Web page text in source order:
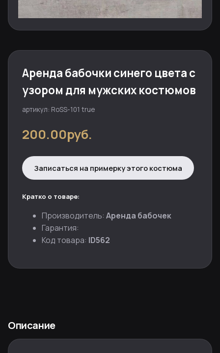
Аренда бабочки синего цвета с
узором для мужских костюмов
артикул: RoSS-101 true
200.00руб.
Записаться на примерку этого костюма
Кратко о товаре:
Производитель: Аренда бабочек
Гарантия:
Код товара: ID562
Описание